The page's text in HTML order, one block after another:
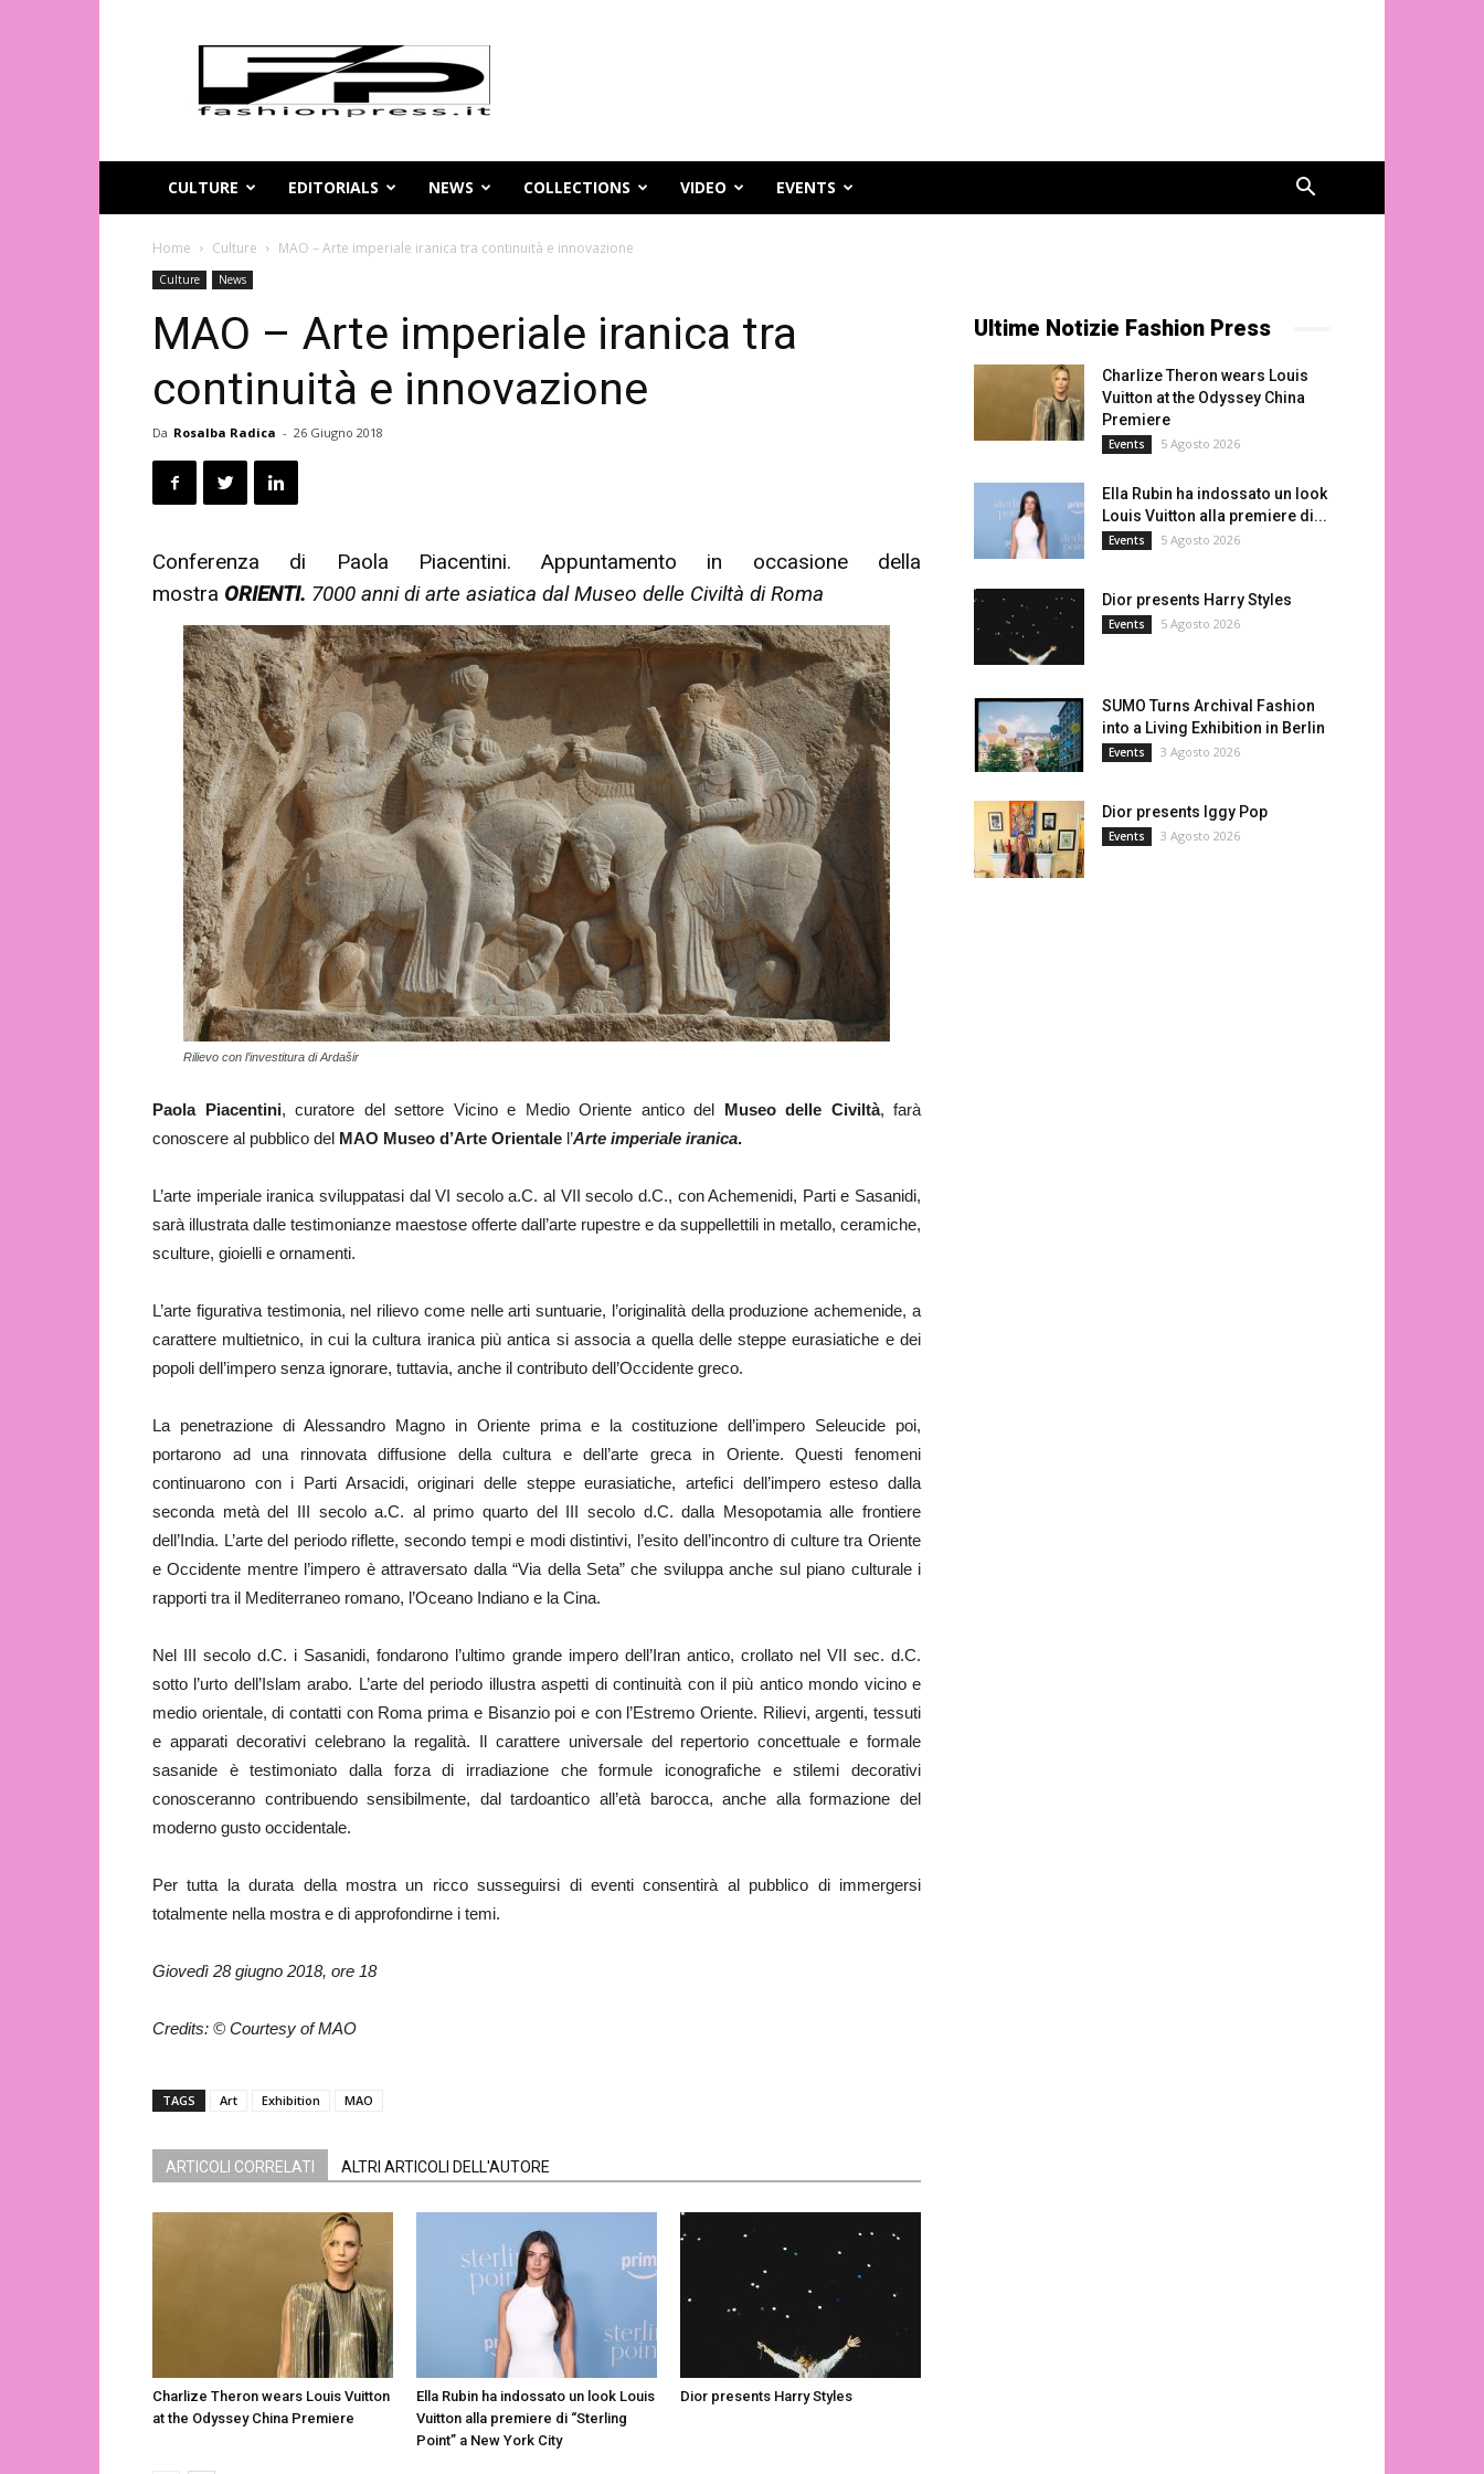
Magazine
moda
online
FashionPress.it
CULTURE
EDITORIALS NEWS COLLECTIONS VIDEO EVENTS
Home Culture MAO – Arte imperiale iranica tra continuità e innovazione
Culture News
MAO – Arte imperiale iranica tra
continuità e innovazione
Da Rosalba Radica - 26 Giugno 2018
Conferenza di Paola Piacentini. Appuntamento in occasione della
mostra ORIENTI. 7000 anni di arte asiatica dal Museo delle Civiltà di Roma
Rilievo con l’investitura di Ardašir
Paola Piacentini, curatore del settore Vicino e Medio Oriente antico del Museo delle Civiltà, farà
conoscere al pubblico del MAO Museo d’Arte Orientale l’Arte imperiale iranica.
L’arte imperiale iranica sviluppatasi dal VI secolo a.C. al VII secolo d.C., con Achemenidi, Parti e Sasanidi,
sarà illustrata dalle testimonianze maestose offerte dall’arte rupestre e da suppellettili in metallo, ceramiche,
sculture, gioielli e ornamenti.
L’arte figurativa testimonia, nel rilievo come nelle arti suntuarie, l’originalità della produzione achemenide, a
carattere multietnico, in cui la cultura iranica più antica si associa a quella delle steppe eurasiatiche e dei
popoli dell’impero senza ignorare, tuttavia, anche il contributo dell’Occidente greco.
La penetrazione di Alessandro Magno in Oriente prima e la costituzione dell’impero Seleucide poi,
portarono ad una rinnovata diffusione della cultura e dell’arte greca in Oriente. Questi fenomeni
continuarono con i Parti Arsacidi, originari delle steppe eurasiatiche, artefici dell’impero esteso dalla
seconda metà del III secolo a.C. al primo quarto del III secolo d.C. dalla Mesopotamia alle frontiere
dell’India. L’arte del periodo riflette, secondo tempi e modi distintivi, l’esito dell’incontro di culture tra Oriente
e Occidente mentre l’impero è attraversato dalla “Via della Seta” che sviluppa anche sul piano culturale i
rapporti tra il Mediterraneo romano, l’Oceano Indiano e la Cina.
Nel III secolo d.C. i Sasanidi, fondarono l’ultimo grande impero dell’Iran antico, crollato nel VII sec. d.C.
sotto l’urto dell’Islam arabo. L’arte del periodo illustra aspetti di continuità con il più antico mondo vicino e
medio orientale, di contatti con Roma prima e Bisanzio poi e con l’Estremo Oriente. Rilievi, argenti, tessuti
e apparati decorativi celebrano la regalità. Il carattere universale del repertorio concettuale e formale
sasanide è testimoniato dalla forza di irradiazione che formule iconografiche e stilemi decorativi
conosceranno contribuendo sensibilmente, dal tardoantico all’età barocca, anche alla formazione del
moderno gusto occidentale.
Per tutta la durata della mostra un ricco susseguirsi di eventi consentirà al pubblico di immergersi
totalmente nella mostra e di approfondirne i temi.
Giovedì 28 giugno 2018, ore 18
Credits: © Courtesy of MAO
TAGS Art Exhibition MAO
ARTICOLI CORRELATI ALTRI ARTICOLI DELL'AUTORE
Charlize Theron wears Louis Vuitton
at the Odyssey China Premiere
Ella Rubin ha indossato un look Louis
Vuitton alla premiere di “Sterling
Point” a New York City
Dior presents Harry Styles
Ultime Notizie Fashion Press
Charlize Theron wears Louis
Vuitton at the Odyssey China
Premiere
Events 5 Agosto 2026
Ella Rubin ha indossato un look
Louis Vuitton alla premiere di...
Events 5 Agosto 2026
Dior presents Harry Styles
Events 5 Agosto 2026
SUMO Turns Archival Fashion
into a Living Exhibition in Berlin
Events 3 Agosto 2026
Dior presents Iggy Pop
Events 3 Agosto 2026